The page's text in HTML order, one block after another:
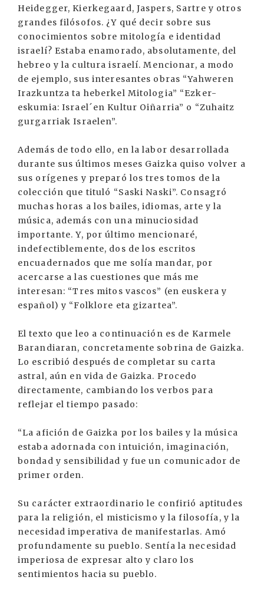
Heidegger, Kierkegaard, Jaspers, Sartre y otros
grandes filósofos. ¿Y qué decir sobre sus
conocimientos sobre mitología e identidad
israelí? Estaba enamorado, absolutamente, del
hebreo y la cultura israelí. Mencionar, a modo
de ejemplo, sus interesantes obras “Yahweren
Irazkuntza ta heberkel Mitologia” “Ezker-
eskumia: Israel´en Kultur Oiñarria” o “Zuhaitz
gurgarriak Israelen”.
Además de todo ello, en la labor desarrollada
durante sus últimos meses Gaizka quiso volver a
sus orígenes y preparó los tres tomos de la
colección que tituló “Saski Naski”. Consagró
muchas horas a los bailes, idiomas, arte y la
música, además con una minuciosidad
importante. Y, por último mencionaré,
indefectiblemente, dos de los escritos
encuadernados que me solía mandar, por
acercarse a las cuestiones que más me
interesan: “Tres mitos vascos” (en euskera y
español) y “Folklore eta gizartea”.
El texto que leo a continuación es de Karmele
Barandiaran, concretamente sobrina de Gaizka.
Lo escribió después de completar su carta
astral, aún en vida de Gaizka. Procedo
directamente, cambiando los verbos para
reflejar el tiempo pasado:
“La afición de Gaizka por los bailes y la música
estaba adornada con intuición, imaginación,
bondad y sensibilidad y fue un comunicador de
primer orden.
Su carácter extraordinario le confirió aptitudes
para la religión, el misticismo y la filosofía, y la
necesidad imperativa de manifestarlas. Amó
profundamente su pueblo. Sentía la necesidad
imperiosa de expresar alto y claro los
sentimientos hacia su pueblo.